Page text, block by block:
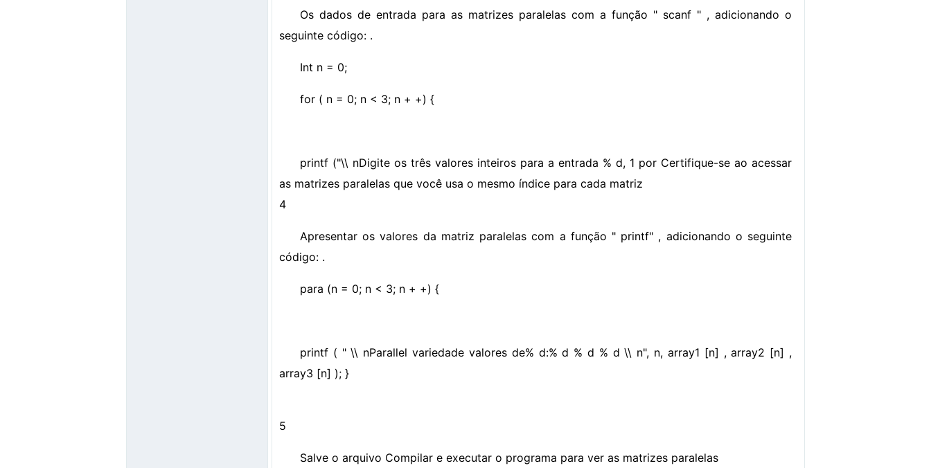
Os dados de entrada para as matrizes paralelas com a função " scanf " , adicionando o
seguinte código: .
Int n = 0;
for ( n = 0; n < 3; n + +) {
printf ("\\ nDigite os três valores inteiros para a entrada % d, 1 por Certifique-se ao acessar
as matrizes paralelas que você usa o mesmo índice para cada matriz
4
Apresentar os valores da matriz paralelas com a função " printf" , adicionando o seguinte
código: .
para (n = 0; n < 3; n + +) {
printf ( " \\ nParallel variedade valores de% d:% d % d % d \\ n", n, array1 [n] , array2 [n] ,
array3 [n] ); }
5
Salve o arquivo Compilar e executar o programa para ver as matrizes paralelas